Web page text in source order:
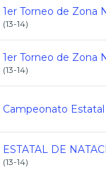
(13-14)
(13-14)
(13-14)